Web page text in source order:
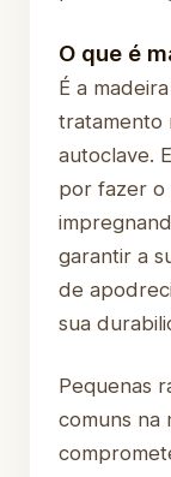
O que é
É a
tratamento
autoclave.
por fazer o
garantir a
de
sua
Pequenas
comuns na